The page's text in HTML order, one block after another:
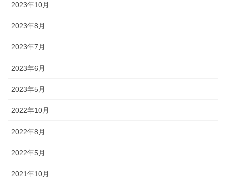
2023年10月
2023年8月
2023年7月
2023年6月
2023年5月
2022年10月
2022年8月
2022年5月
2021年10月
ちょうちん
旗・神社幟（のぼり）